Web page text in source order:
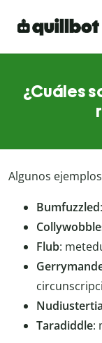
¿Cuáles
Algunos
Bumfuzzled
Flub:
Taradiddle: